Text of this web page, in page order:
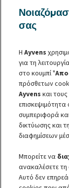
Αρ. ΜΗΤΕ
Πολιτική Cookies
Δήλωση περί
Φόρμα Προστασίας
Κώδικας
Eσωτερικός
Όροι και προϋποθέσεις
Φιλικός
Sustainable
© 2026 H ALD
σας
ΗAyvens
για τη
στο κουμπί "
πρόσθετων
Ayvens και
επισκεψιμότητα
συμπεριφορά
δικτύωσης και
διαφημίσεων
Μπορείτε να
ανακαλέσετε
Αυτό δεν